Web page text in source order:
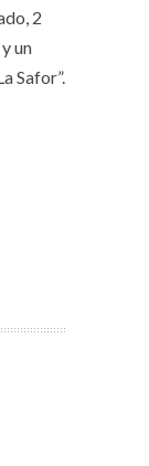
2
un
Safor”.